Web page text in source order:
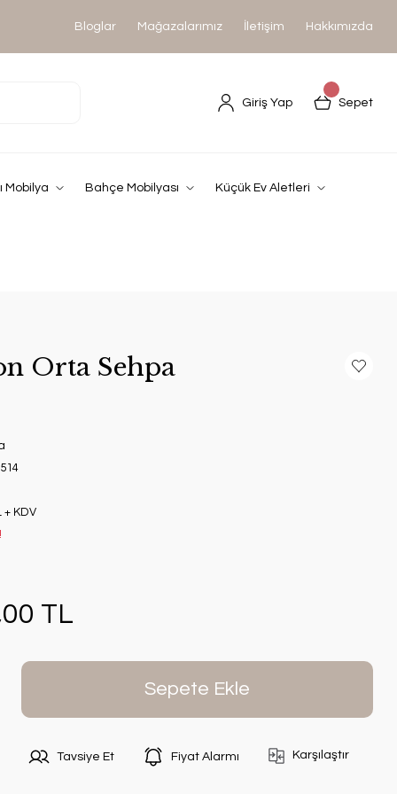
Bloglar Mağazalarımız İletişim Hakkımızda
Giriş Yap Sepet
Mobilya Bahçe Mobilyası Küçük Ev Aletleri
Orta Sehpa
+ KDV
TL
Sepete Ekle
Tavsiye Et Fiyat Alarmı Karşılaştır